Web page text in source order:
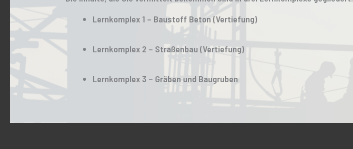
Lernkomplex 1 – Baustoff Beton (Vertiefung)
Lernkomplex 2 – Straßenbau (Vertiefung)
Lernkomplex 3 – Gräben und Baugruben